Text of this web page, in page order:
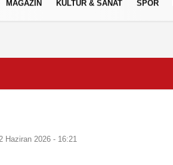
MAGAZİN KÜLTÜR & SANAT SPOR
Haziran 2026 - 16:21